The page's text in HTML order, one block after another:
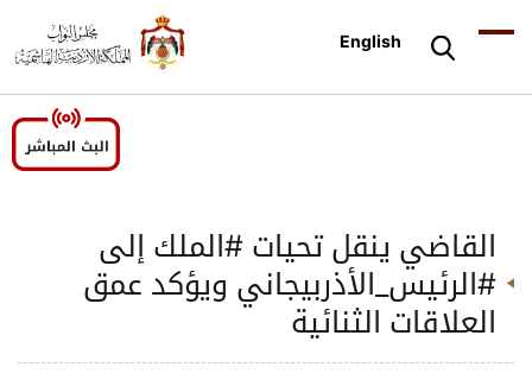
English
القاضي ينقل تحيات #الملك إلى
#الرئيس_الأذربيجاني ويؤكد عمق
العلاقات الثنائية